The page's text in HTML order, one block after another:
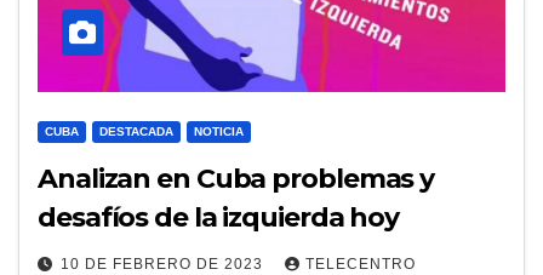
CUBA DESTACADA NOTICIA
Analizan en Cuba problemas y
desafíos de la izquierda hoy
10 DE FEBRERO DE 2023 TELECENTRO